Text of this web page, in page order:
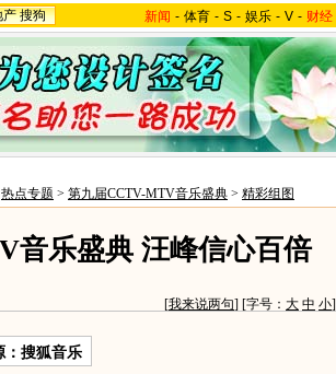
产 搜狗 新闻 - 体育 - S - 娱乐 - V - 财经
热点专题 > 第九届CCTV-MTV音乐盛典 > 精彩组图
音乐盛典 汪峰信心百倍
[我来说两句] [字号： 大 中 小]
：搜狐音乐